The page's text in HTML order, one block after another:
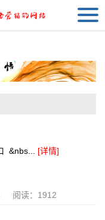
&nbs... [详情]
阅读：1912